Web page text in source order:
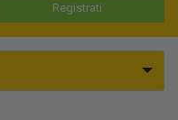
Registrati